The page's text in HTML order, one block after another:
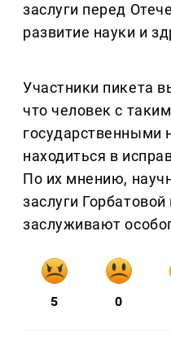
заслуги перед
развитие науки и
Участники пикета
что человек с
государственными
находиться в
По их мнению,
заслуги
заслуживают
5 0